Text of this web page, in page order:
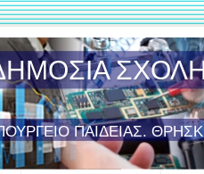
ΔΗΜΟΣΙΑ
ΠΑΙΔΕΙΑΣ.